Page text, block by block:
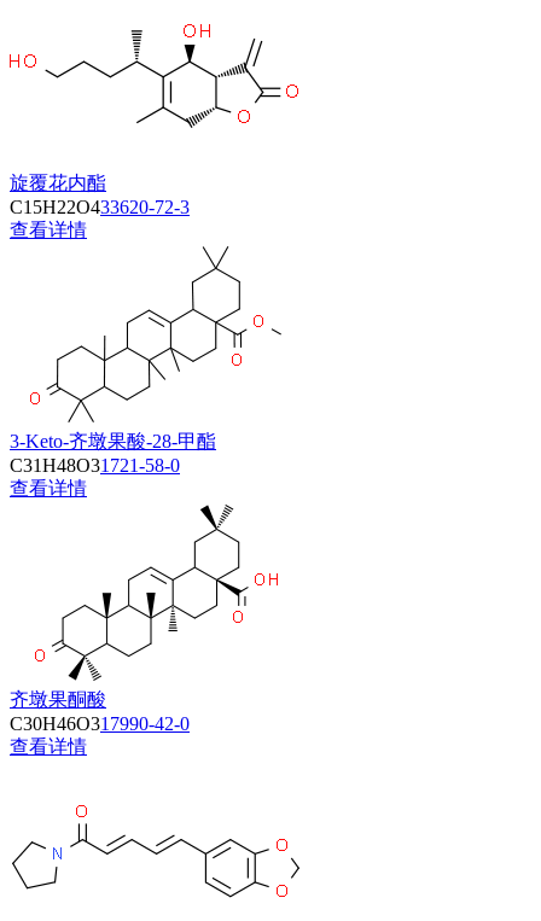
旋覆花内酯
C15H22O433620-72-3
查看详情
3-Keto-齐墩果酸-28-甲酯
C31H48O31721-58-0
查看详情
齐墩果酮酸
C30H46O317990-42-0
查看详情